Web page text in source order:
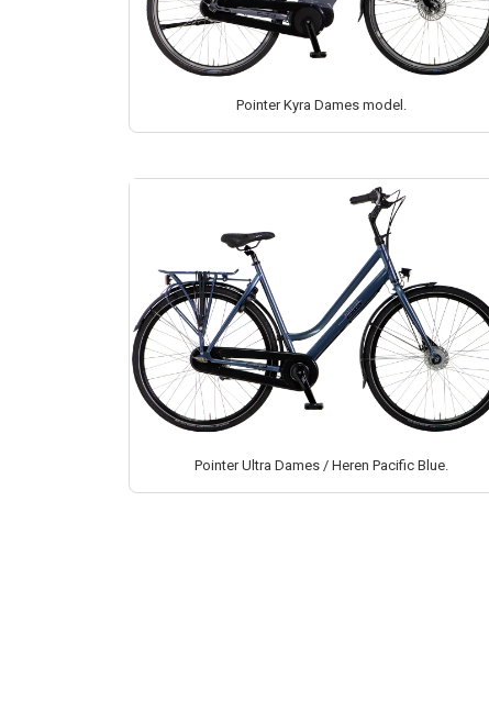
Pointer Kyra Dames model.
Pointer Ultra Dames / Heren Pacific Blue.